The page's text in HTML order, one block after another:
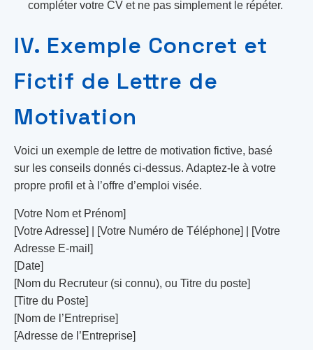
compléter votre CV et ne pas simplement le répéter.
IV. Exemple Concret et
Fictif de Lettre de
Motivation
Voici un exemple de lettre de motivation fictive, basé
sur les conseils donnés ci-dessus. Adaptez-le à votre
propre profil et à l’offre d’emploi visée.
[Votre Nom et Prénom]
[Votre Adresse] | [Votre Numéro de Téléphone] | [Votre
Adresse E-mail]
[Date]
[Nom du Recruteur (si connu), ou Titre du poste]
[Titre du Poste]
[Nom de l’Entreprise]
[Adresse de l’Entreprise]